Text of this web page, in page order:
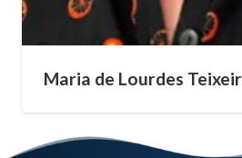
Maria de Lourdes